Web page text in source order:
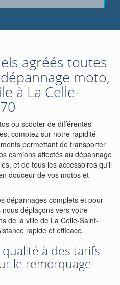
agréés toutes
moto,
à La Celle-
ou scooter de différentes
comptez sur notre rapidité
permettant de transporter
camions affectés au dépannage
et de tous les accessoires qu'il
douceur de vos motos et
dépannages complets et pour
déplaçons vers votre
de la ville de La Celle-Saint-
rapide et efficace.
à des tarifs
le remorquage